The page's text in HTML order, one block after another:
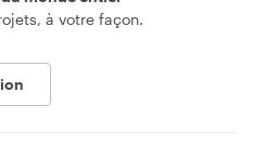
à votre façon.